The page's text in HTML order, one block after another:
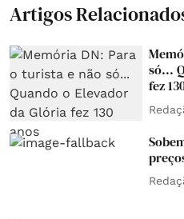
Artigos
só...
fez